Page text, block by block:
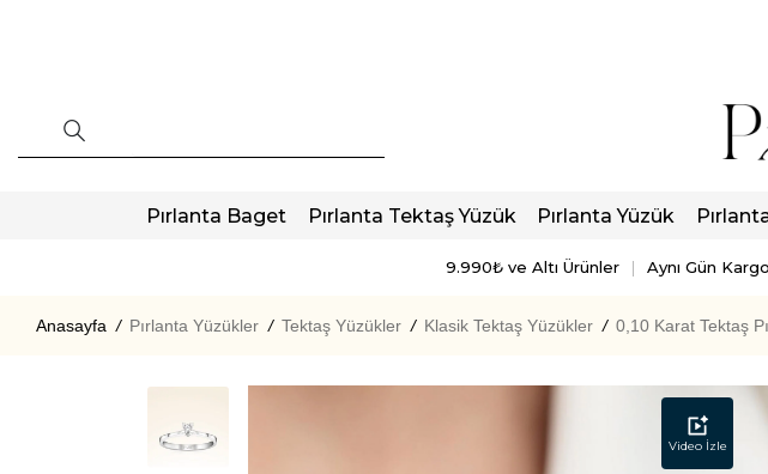
Pırlanta Baget Pırlanta Tektaş Yüzük Pırlanta Yüzük
9.990₺ ve Altı Ürünler Aynı Gün Kargo
Anasayfa / Pırlanta Yüzükler / Tektaş Yüzükler / Klasik Tektaş Yüzükler / 0,10 Karat Tektaş
Video İzle